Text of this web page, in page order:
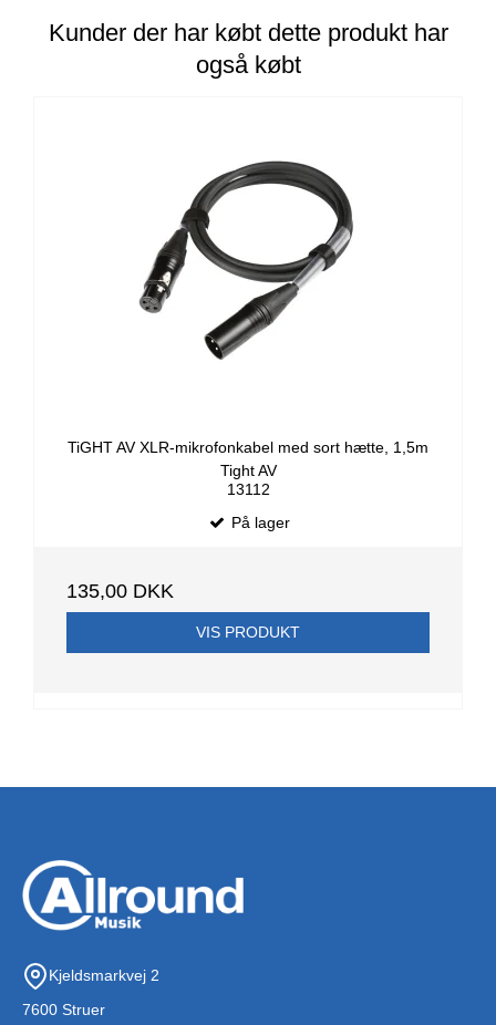
Kunder der har købt dette produkt har
også købt
TiGHT AV XLR-mikrofonkabel med sort hætte, 1,5m
Tight AV
13112
På lager
135,00 DKK
VIS PRODUKT
Kjeldsmarkvej 2
7600 Struer